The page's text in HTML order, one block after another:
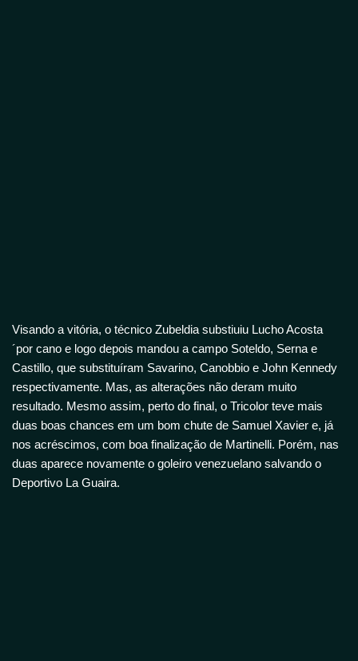
Visando a vitória, o técnico Zubeldia substiuiu Lucho Acosta
´por cano e logo depois mandou a campo Soteldo, Serna e
Castillo, que substituíram Savarino, Canobbio e John Kennedy
respectivamente. Mas, as alterações não deram muito
resultado. Mesmo assim, perto do final, o Tricolor teve mais
duas boas chances em um bom chute de Samuel Xavier e, já
nos acréscimos, com boa finalização de Martinelli. Porém, nas
duas aparece novamente o goleiro venezuelano salvando o
Deportivo La Guaira.